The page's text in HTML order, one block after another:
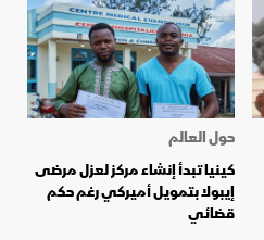
حول العالم
كينيا تبدأ إنشاء مركز لعزل مرضى
إيبولا بتمويل أميركي رغم حكم
قضائي